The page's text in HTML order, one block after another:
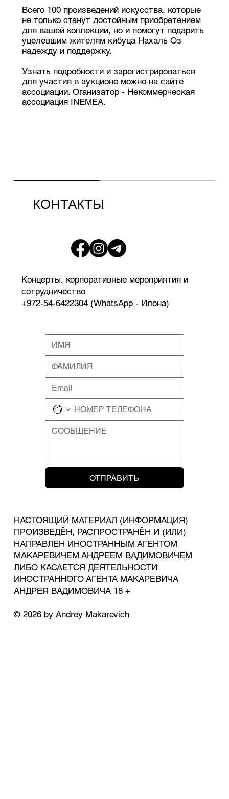
Всего 100 произведений искусства, которые
не только станут достойным приобретением
для вашей коллекции, но и помогут подарить
уцелевшим жителям кибуца Нахаль Оз
надежду и поддержку.
Узнать подробности и зарегистрироваться
для участия в аукционе можно на сайте
ассоциации. Оганизатор - Некоммерческая
ассоциация INEMEA.
КОНТАКТЫ
Концерты, корпоративные мероприятия и
сотрудничество
+972-54-6422304 (WhatsApp - Илона)
ОТПРАВИТЬ
НАСТОЯЩИЙ МАТЕРИАЛ (ИНФОРМАЦИЯ)
ПРОИЗВЕДЁН, РАСПРОСТРАНЁН И (ИЛИ)
НАПРАВЛЕН ИНОСТРАННЫМ АГЕНТОМ
МАКАРЕВИЧЕМ АНДРЕЕМ ВАДИМОВИЧЕМ
ЛИБО КАСАЕТСЯ ДЕЯТЕЛЬНОСТИ
ИНОСТРАННОГО АГЕНТА МАКАРЕВИЧА
АНДРЕЯ ВАДИМОВИЧА 18 +
© 2026 by Andrey Makarevich